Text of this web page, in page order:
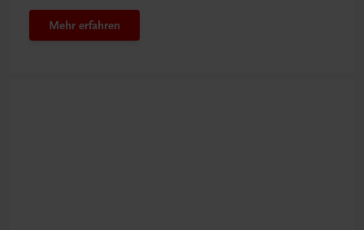
Mehr erfahren